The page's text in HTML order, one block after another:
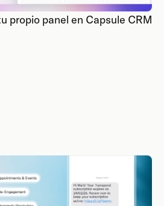
propio panel en Capsule CRM